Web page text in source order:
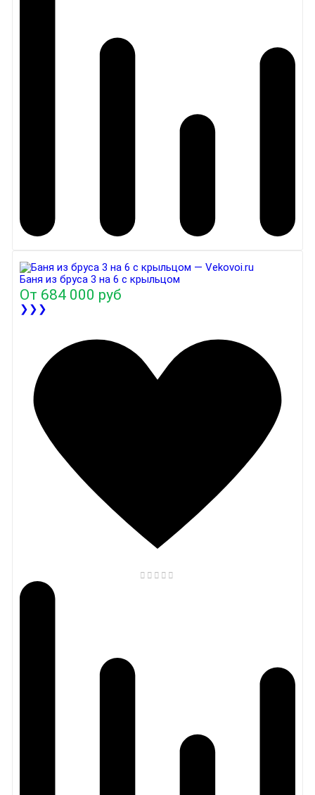
Баня из бруса 3 на 6 с крыльцом
От 684 000 руб
❯❯❯